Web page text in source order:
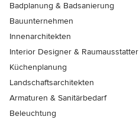
Badplanung & Badsanierung
Bauunternehmen
Innenarchitekten
Interior Designer & Raumausstatter
Küchenplanung
Landschaftsarchitekten
Armaturen & Sanitärbedarf
Beleuchtung